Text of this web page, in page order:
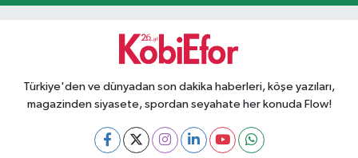
Türkiye'den ve dünyadan son dakika haberleri, köşe yazıları,
magazinden siyasete, spordan seyahate her konuda Flow!